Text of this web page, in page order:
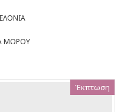
ΜΩΡΟΥ
Έκπτωση